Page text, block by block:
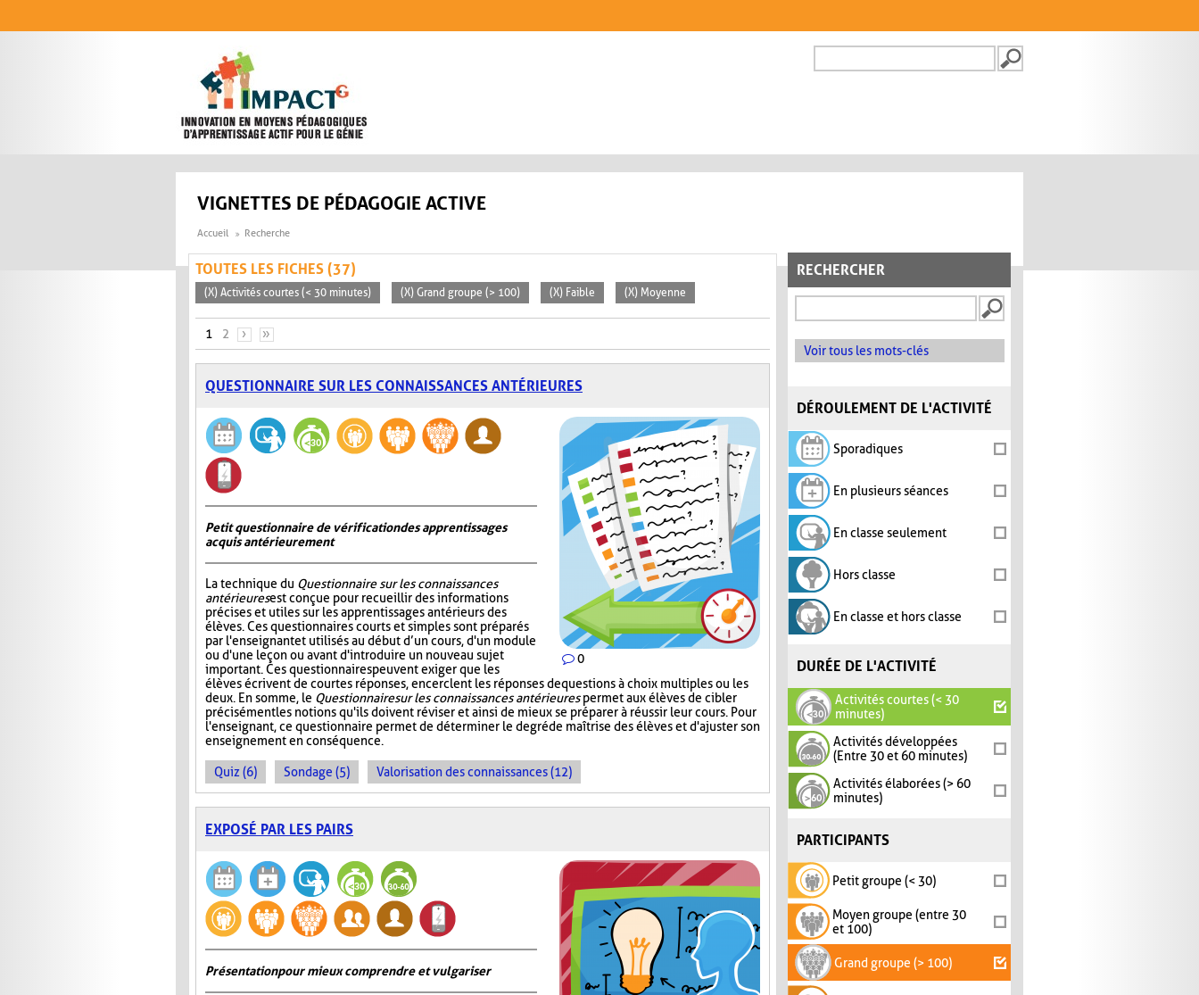
FORMULAIRE DE
VIGNETTES DE PÉDAGOGIE ACTIVE
Accueil Recherche
RECHERCHER
Voir tous les mots-clés
DÉROULEMENT DE L'ACTIVITÉ
Sporadiques
En plusieurs séances
En classe seulement
Hors classe
En classe et hors classe
DURÉE DE L'ACTIVITÉ
Activités courtes (< 30
minutes)
Activités développées
(Entre 30 et 60 minutes)
Activités élaborées (> 60
minutes)
PARTICIPANTS
Petit groupe (< 30)
Moyen groupe (entre 30
et 100)
Grand groupe (> 100)
TOUTES LES FICHES (37)
(X) Activités courtes (< 30 minutes) (X) Grand groupe (> 100) (X) Faible (X) Moyenne
PAGES
1 2 › »
QUESTIONNAIRE SUR LES CONNAISSANCES ANTÉRIEURES
0
Petit questionnaire de vérification des apprentissages
acquis antérieurement
La technique du Questionnaire sur les connaissances
antérieuresest conçue pour recueillir des informations
précises et utiles sur les apprentissages antérieurs des
élèves. Ces questionnaires courts et simples sont préparés
par l'enseignant et utilisés au début d’un cours, d'un module
ou d'une leçon ou avant d'introduire un nouveau sujet
important. Ces questionnaires peuvent exiger que les
élèves écrivent de courtes réponses, encerclent les réponses de questions à choix multiples ou les
deux. En somme, le Questionnaire sur les connaissances antérieurespermet aux élèves de cibler
précisément les notions qu'ils doivent réviser et ainsi de mieux se préparer à réussir leur cours. Pour
l'enseignant, ce questionnaire permet de déterminer le degré de maîtrise des élèves et d'ajuster son
enseignement en conséquence.
Quiz (6) Sondage (5) Valorisation des connaissances (12)
EXPOSÉ PAR LES PAIRS
Présentation pour mieux comprendre et vulgariser